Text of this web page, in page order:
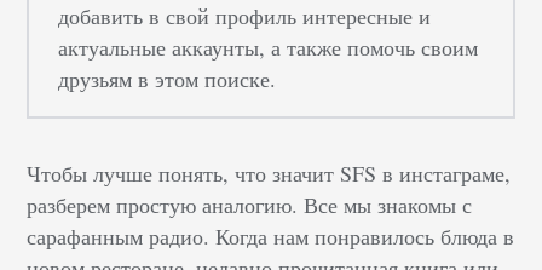
добавить в свой профиль интересные и
актуальные аккаунты, а также помочь своим
друзьям в этом поиске.
Чтобы лучше понять, что значит SFS в инстаграме,
разберем простую аналогию. Все мы знакомы с
сарафанным радио. Когда нам понравилось блюда в